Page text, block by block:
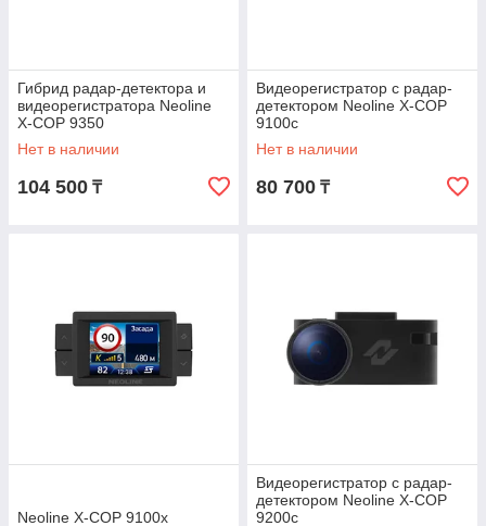
Гибрид радар-детектора и
видеорегистратора Neoline
X-COP 9350
Нет в наличии
104 500 ₸
Видеорегистратор с радар-
детектором Neoline X-COP
9100с
Нет в наличии
80 700 ₸
Neoline X-COP 9100x
Видеорегистратор с радар-
детектором Neoline X-COP
9200с